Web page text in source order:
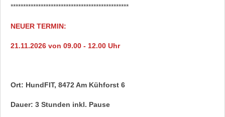
***********************************************
NEUER TERMIN:
21.11.2026 von 09.00 - 12.00 Uhr
Ort: HundFIT, 8472 Am Kühforst 6
Dauer: 3 Stunden inkl. Pause